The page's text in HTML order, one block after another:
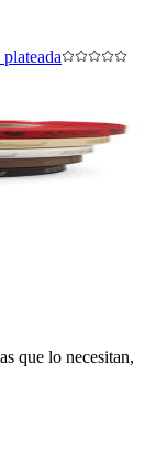
que lo necesitan,